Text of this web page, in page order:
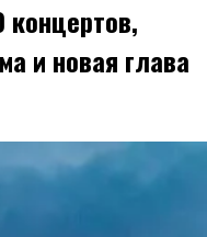
и новая глава